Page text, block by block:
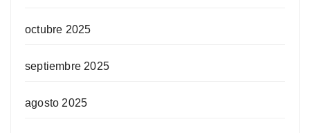
octubre 2025
septiembre 2025
agosto 2025